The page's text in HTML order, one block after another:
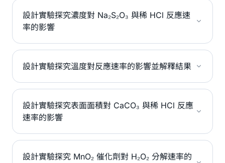
設計實驗探究濃度對 Na₂S₂O₃ 與稀 HCl 反應速
率的影響
設計實驗探究溫度對反應速率的影響並解釋結果
設計實驗探究表面面積對 CaCO₃ 與稀 HCl 反應
速率的影響
設計實驗探究 MnO₂ 催化劑對 H₂O₂ 分解速率的